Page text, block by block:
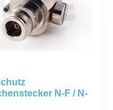
N-F / N-